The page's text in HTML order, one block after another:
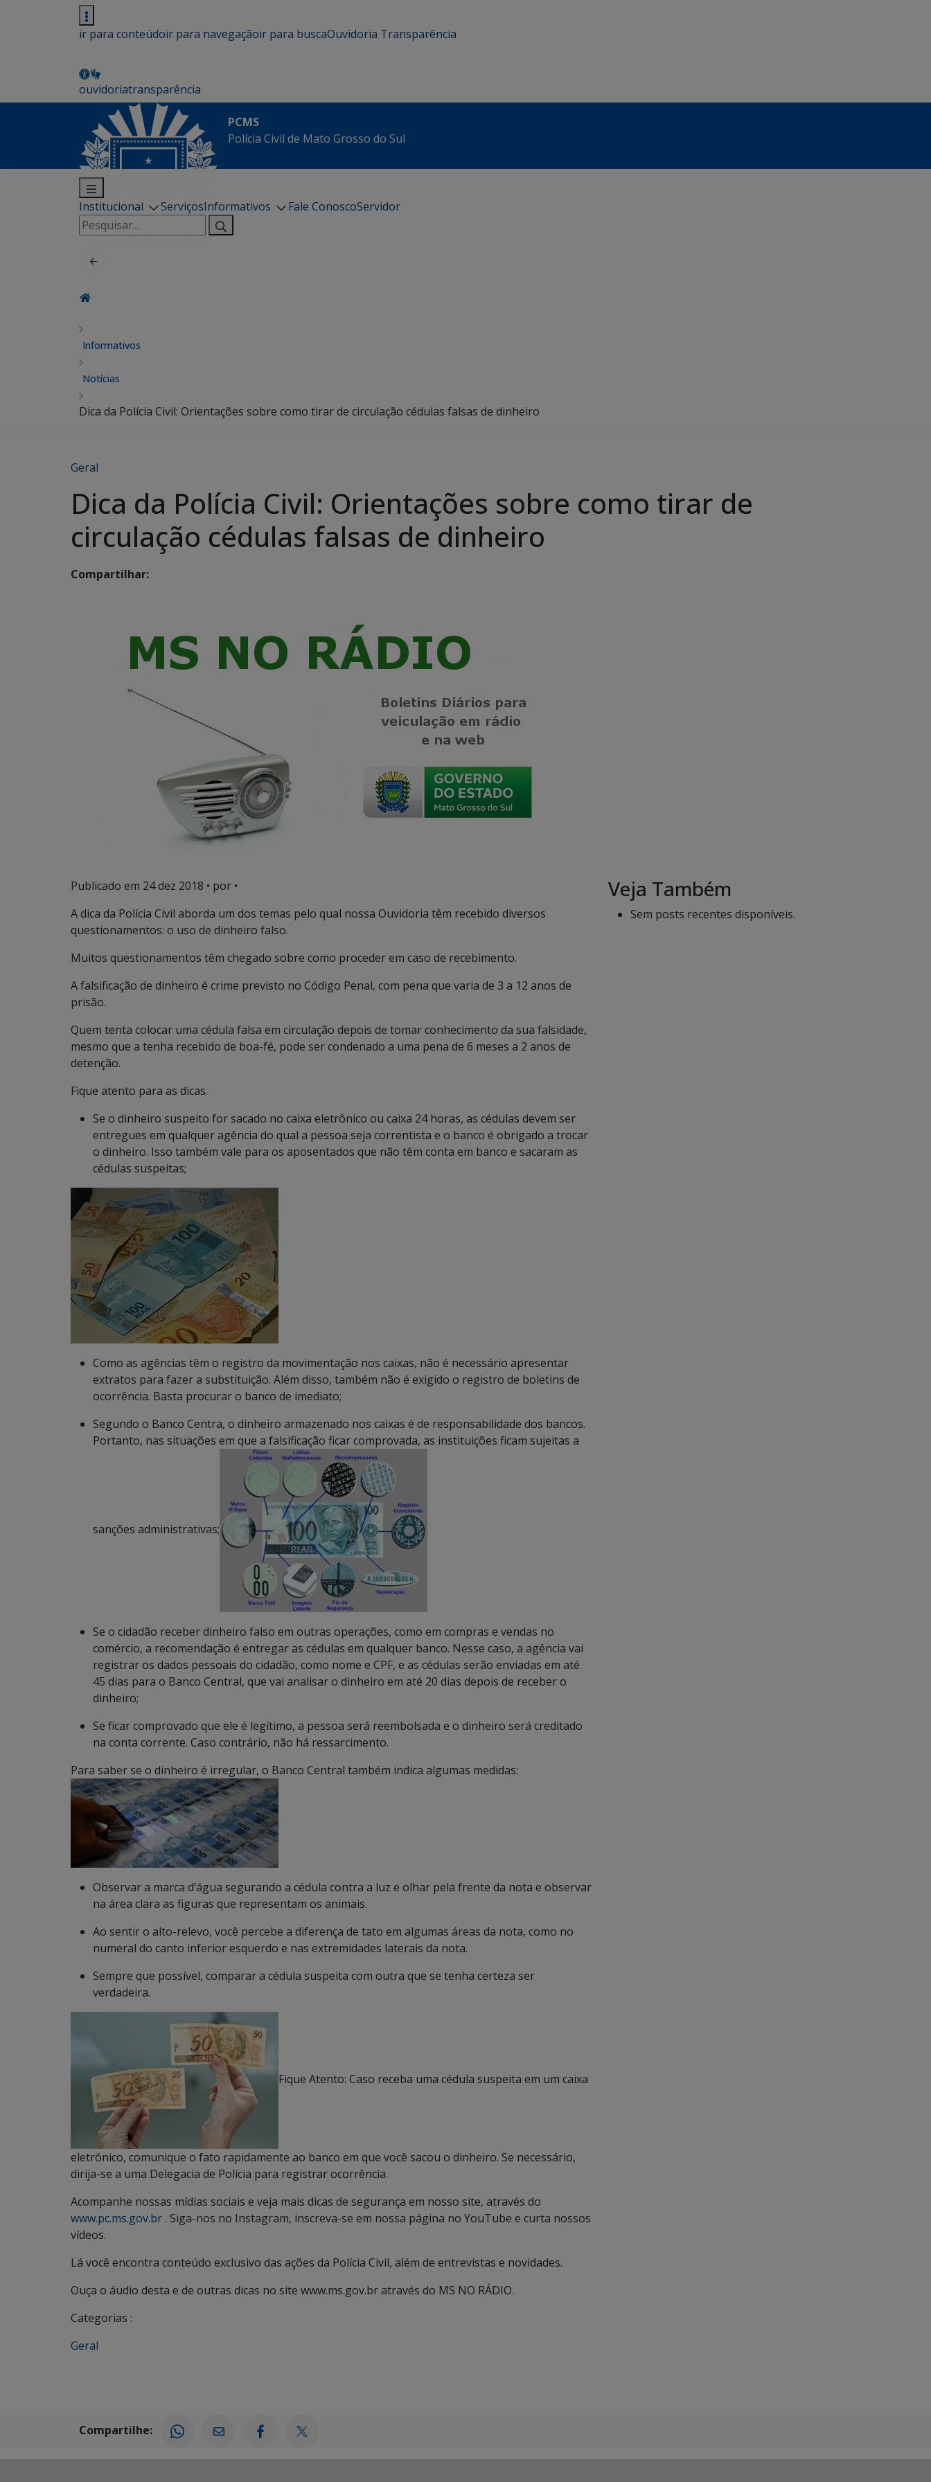
ir para conteúdoir para navegaçãoir para buscaOuvidoria Transparência
ouvidoriatransparência
PCMS
Polícia Civil de Mato Grosso do Sul
Institucional ServiçosInformativos Fale ConoscoServidor
Pesquisar
por:
Informativos
Notícias
Dica da Polícia Civil: Orientações sobre como tirar de circulação cédulas falsas de dinheiro
Geral
Dica da Polícia Civil: Orientações sobre como tirar de
circulação cédulas falsas de dinheiro
Compartilhar:
Publicado em 24 dez 2018 • por •
A dica da Polícia Civil aborda um dos temas pelo qual nossa Ouvidoria têm recebido diversos
questionamentos: o uso de dinheiro falso.
Muitos questionamentos têm chegado sobre como proceder em caso de recebimento.
A falsificação de dinheiro é crime previsto no Código Penal, com pena que varia de 3 a 12 anos de
prisão.
Quem tenta colocar uma cédula falsa em circulação depois de tomar conhecimento da sua falsidade,
mesmo que a tenha recebido de boa-fé, pode ser condenado a uma pena de 6 meses a 2 anos de
detenção.
Fique atento para as dicas.
Se o dinheiro suspeito for sacado no caixa eletrônico ou caixa 24 horas, as cédulas devem ser
entregues em qualquer agência do qual a pessoa seja correntista e o banco é obrigado a trocar
o dinheiro. Isso também vale para os aposentados que não têm conta em banco e sacaram as
cédulas suspeitas;
Como as agências têm o registro da movimentação nos caixas, não é necessário apresentar
extratos para fazer a substituição. Além disso, também não é exigido o registro de boletins de
ocorrência. Basta procurar o banco de imediato;
Segundo o Banco Centra, o dinheiro armazenado nos caixas é de responsabilidade dos bancos.
Portanto, nas situações em que a falsificação ficar comprovada, as instituições ficam sujeitas a
sanções administrativas;
Se o cidadão receber dinheiro falso em outras operações, como em compras e vendas no
comércio, a recomendação é entregar as cédulas em qualquer banco. Nesse caso, a agência vai
registrar os dados pessoais do cidadão, como nome e CPF, e as cédulas serão enviadas em até
45 dias para o Banco Central, que vai analisar o dinheiro em até 20 dias depois de receber o
dinheiro;
Se ficar comprovado que ele é legítimo, a pessoa será reembolsada e o dinheiro será creditado
na conta corrente. Caso contrário, não há ressarcimento.
Para saber se o dinheiro é irregular, o Banco Central também indica algumas medidas:
Observar a marca d’água segurando a cédula contra a luz e olhar pela frente da nota e observar
na área clara as figuras que representam os animais.
Ao sentir o alto-relevo, você percebe a diferença de tato em algumas áreas da nota, como no
numeral do canto inferior esquerdo e nas extremidades laterais da nota.
Sempre que possível, comparar a cédula suspeita com outra que se tenha certeza ser
verdadeira.
Fique Atento: Caso receba uma cédula suspeita em um caixa
eletrônico, comunique o fato rapidamente ao banco em que você sacou o dinheiro. Se necessário,
dirija-se a uma Delegacia de Polícia para registrar ocorrência.
Acompanhe nossas mídias sociais e veja mais dicas de segurança em nosso site, através do
www.pc.ms.gov.br . Siga-nos no Instagram, inscreva-se em nossa página no YouTube e curta nossos
vídeos.
Lá você encontra conteúdo exclusivo das ações da Polícia Civil, além de entrevistas e novidades.
Ouça o áudio desta e de outras dicas no site www.ms.gov.br através do MS NO RÁDIO.
Categorias :
Geral
Veja Também
Sem posts recentes disponíveis.
Compartilhe: